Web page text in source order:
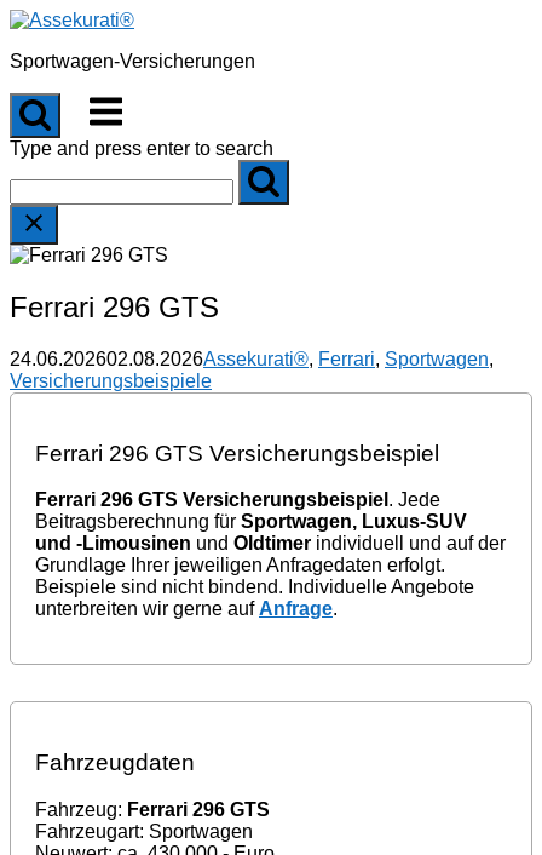
Skip
content
Sportwagen-Versicherungen
Menu
Type and press enter to search
Ferrari 296 GTS
24.06.202602.08.2026Assekurati®, Ferrari, Sportwagen,
Versicherungsbeispiele
Ferrari 296 GTS Versicherungsbeispiel
Ferrari 296 GTS Versicherungsbeispiel . Jede
Beitragsberechnung für Sportwagen, Luxus-SUV
und -Limousinen und Oldtimer individuell und auf der
Grundlage Ihrer jeweiligen Anfragedaten erfolgt.
Beispiele sind nicht bindend. Individuelle Angebote
unterbreiten wir gerne aufAnfrage.
Fahrzeugdaten
Fahrzeug: Ferrari 296 GTS
Fahrzeugart: Sportwagen